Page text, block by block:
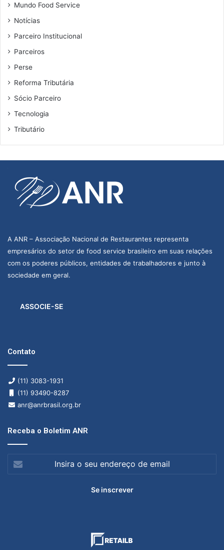
Mundo Food Service
Notícias
Parceiro Institucional
Parceiros
Perse
Reforma Tributária
Sócio Parceiro
Tecnologia
Tributário
A ANR – Associação Nacional de Restaurantes representa
empresários do setor de food service brasileiro em suas relações
com os poderes públicos, entidades de trabalhadores e junto à
sociedade em geral.
ASSOCIE-SE
Contato
(11) 3083-1931
(11) 93490-8287
anr@anrbrasil.org.br
Receba o Boletim ANR